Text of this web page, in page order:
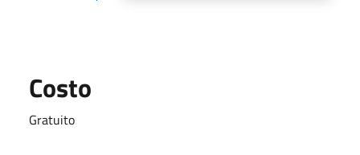
Costo
Gratuito